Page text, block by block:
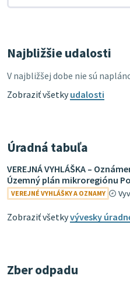
Najbližšie udalosti
V najbližšej dobe nie sú
Zobraziť všetkyudalosti
Úradná tabuľa
VEREJNÁ VYHLÁŠKA –
Územný plán mikroregiónu
VEREJNÉ VYHLÁŠKY A OZNAMY
Zobraziť všetkyvývesky
Zber odpadu